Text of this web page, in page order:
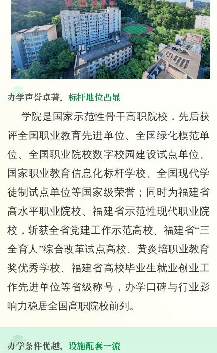
办学声誉卓著， 标杆地位凸显
学院是国家示范性骨干高职院校，先后获
评全国职业教育先进单位、全国绿化模范单
位、全国职业院校数字校园建设试点单位、
国家职业教育信息化标杆学校、全国现代学
徒制试点单位等国家级荣誉；同时为福建省
高水平职业院校、福建省示范性现代职业院
校，斩获全省党建工作示范高校、福建省“三
全育人”综合改革试点高校、黄炎培职业教育
奖优秀学校、福建省高校毕业生就业创业工
作先进单位等省级称号，办学口碑与行业影
响力稳居全国高职院校前列。
办学条件优越， 设施配套一流